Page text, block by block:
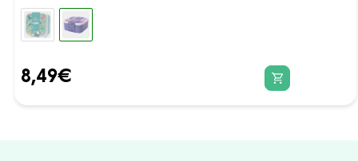
8,49€